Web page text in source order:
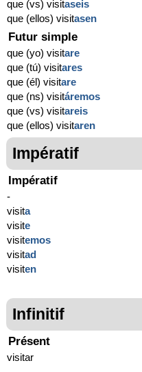
que (vs) visitaseis
que (ellos) visitasen
Futur simple
que (yo) visitare
que (tú) visitares
que (él) visitare
que (ns) visitáremos
que (vs) visitareis
que (ellos) visitaren
Impératif
Impératif
-
visita
visite
visitemos
visitad
visiten
Infinitif
Présent
visitar